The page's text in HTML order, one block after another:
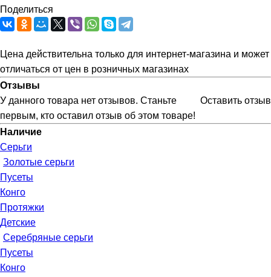
Поделиться
Цена действительна только для интернет-магазина и может
отличаться от цен в розничных магазинах
Отзывы
Оставить отзыв
У данного товара нет отзывов. Станьте
первым, кто оставил отзыв об этом товаре!
Наличие
Серьги
Золотые серьги
Пусеты
Конго
Протяжки
Детские
Серебряные серьги
Пусеты
Конго